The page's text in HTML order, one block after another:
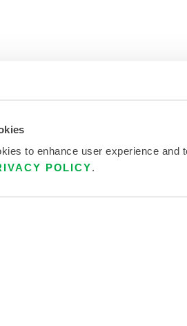
to enhance user experience
POLICY.